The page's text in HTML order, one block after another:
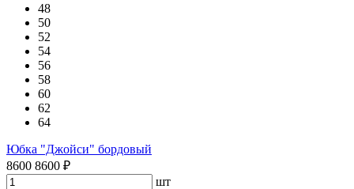
48
50
52
54
56
58
60
62
64
Юбка "Джойси" бордовый
8600 8600 ₽
шт